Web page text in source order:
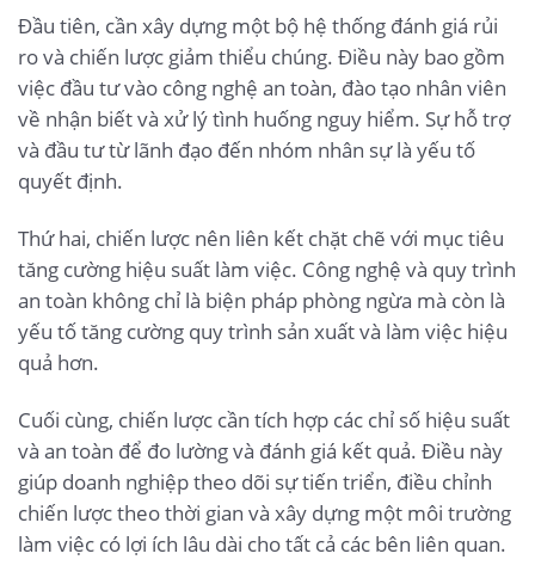
Đầu tiên, cần xây dựng một bộ hệ thống đánh giá rủi
ro và chiến lược giảm thiểu chúng. Điều này bao gồm
việc đầu tư vào công nghệ an toàn, đào tạo nhân viên
về nhận biết và xử lý tình huống nguy hiểm. Sự hỗ trợ
và đầu tư từ lãnh đạo đến nhóm nhân sự là yếu tố
quyết định.
Thứ hai, chiến lược nên liên kết chặt chẽ với mục tiêu
tăng cường hiệu suất làm việc. Công nghệ và quy trình
an toàn không chỉ là biện pháp phòng ngừa mà còn là
yếu tố tăng cường quy trình sản xuất và làm việc hiệu
quả hơn.
Cuối cùng, chiến lược cần tích hợp các chỉ số hiệu suất
và an toàn để đo lường và đánh giá kết quả. Điều này
giúp doanh nghiệp theo dõi sự tiến triển, điều chỉnh
chiến lược theo thời gian và xây dựng một môi trường
làm việc có lợi ích lâu dài cho tất cả các bên liên quan.